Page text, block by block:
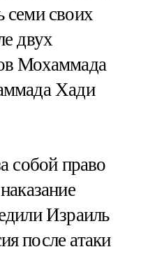
семи своих
двух
Мохаммада
Хади
собой право
Израиль
после атаки